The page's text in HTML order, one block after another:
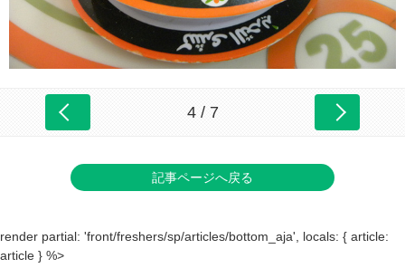
4 / 7
記事ページへ戻る
render partial: 'front/freshers/sp/articles/bottom_aja', locals: { article:
article } %>